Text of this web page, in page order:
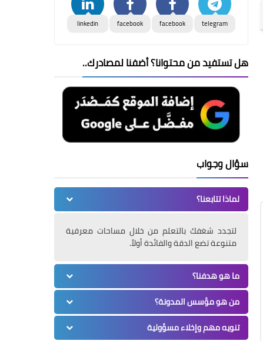
telegram
facebook
facebook
linkedin
هل تستفيد من محتوانا؟ أضفنا لمصادرك..
سؤال وجواب
لماذا تتابعنا؟
لتجدد شغفك بالتعلم من خلال مساحات معرفية
متنوعة تضع الدقة والفائدة أولاً.
ما هو هدفنا؟
من هو مؤسس المدونة؟
تنويه مهم وإخلاء مسؤولية